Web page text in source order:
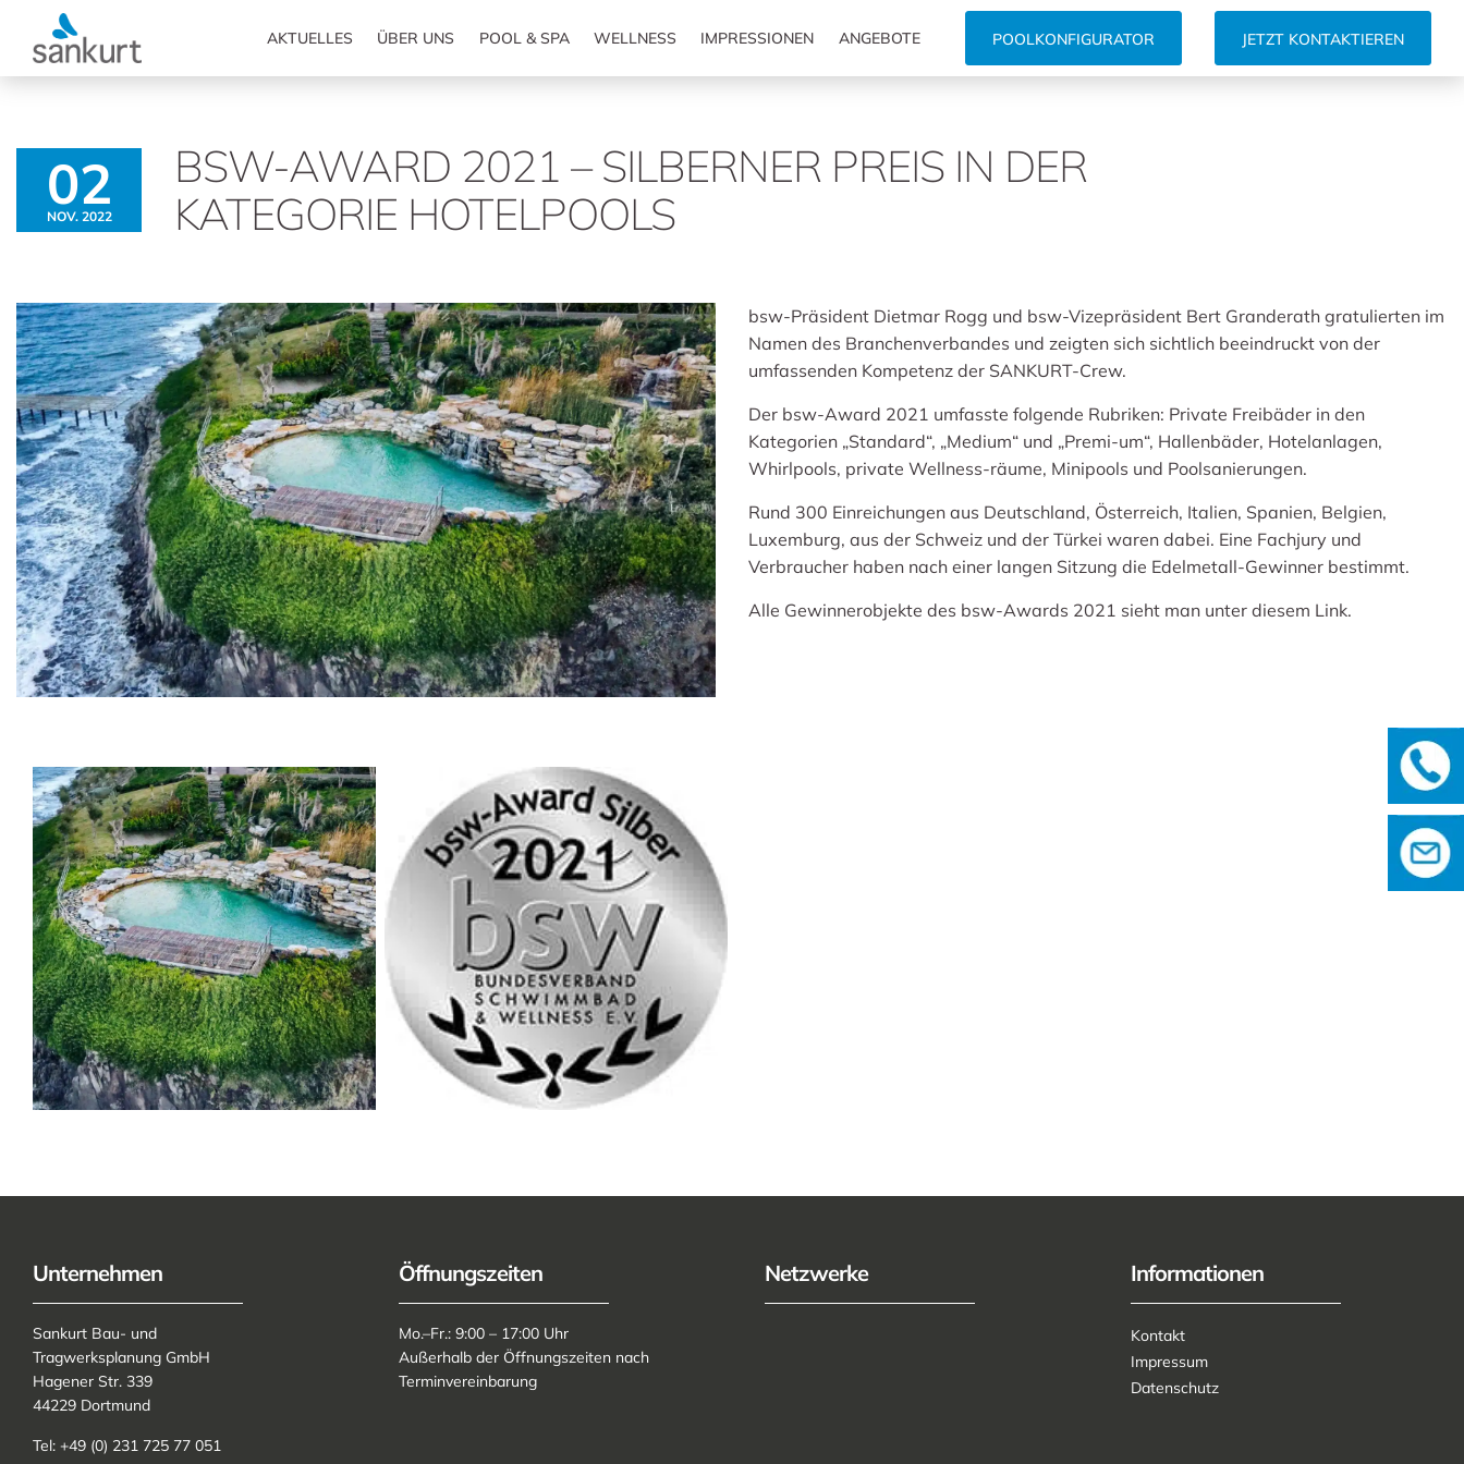
AKTUELLES ÜBER UNS POOL & SPA WELLNESS IMPRESSIONEN ANGEBOTE POOLKONFIGURATOR JETZT KONTAKTIEREN
02
NOV. 2022
BSW-AWARD 2021 – SILBERNER PREIS IN DER
KATEGORIE HOTELPOOLS
bsw-Präsident Dietmar Rogg und bsw-Vizepräsident Bert Granderath gratulierten im
Namen des Branchenverbandes und zeigten sich sichtlich beeindruckt von der
umfassenden Kompetenz der SANKURT-Crew.
Der bsw-Award 2021 umfasste folgende Rubriken: Private Freibäder in den
Kategorien „Standard“, „Medium“ und „Premi-um“, Hallenbäder, Hotelanlagen,
Whirlpools, private Wellness-räume, Minipools und Poolsanierungen.
Rund 300 Einreichungen aus Deutschland, Österreich, Italien, Spanien, Belgien,
Luxemburg, aus der Schweiz und der Türkei waren dabei. Eine Fachjury und
Verbraucher haben nach einer langen Sitzung die Edelmetall-Gewinner bestimmt.
Alle Gewinnerobjekte des bsw-Awards 2021 sieht man unter diesem Link.
Unternehmen
Sankurt Bau- und
Tragwerksplanung GmbH
Hagener Str. 339
44229 Dortmund
Tel: +49 (0) 231 725 77 051
Öffnungszeiten
Mo.–Fr.: 9:00 – 17:00 Uhr
Außerhalb der Öffnungszeiten nach
Terminvereinbarung
Netzwerke Informationen
Kontakt
Impressum
Datenschutz